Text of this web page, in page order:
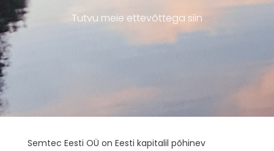
Tutvu meie ettevõttega siin
Semtec Eesti OÜ on Eesti kapitalil põhinev